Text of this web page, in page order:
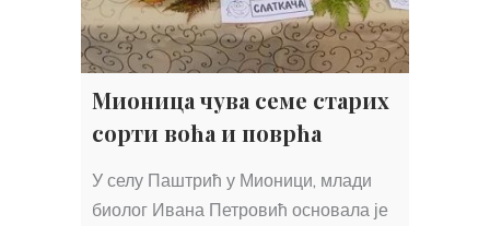
Мионица чува семе старих
сорти воћа и поврћа
У селу Паштрић у Мионици, млади
биолог Ивана Петровић основала је